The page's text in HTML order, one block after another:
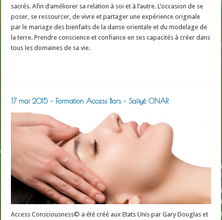
sacrés. Afin d’améliorer sa relation à soi et à l’autre. L’occasion de se
poser, se ressourcer, de vivre et partager une expérience originale
par le mariage des bienfaits de la danse orientale et du modelage de
la terre. Prendre conscience et confiance en ses capacités à créer dans
tous les domaines de sa vie.
17 mai 2015 – Formation Access Bars – Safiyé CINAR
Access Consciousness© a été créé aux Etats Unis par Gary Douglas et